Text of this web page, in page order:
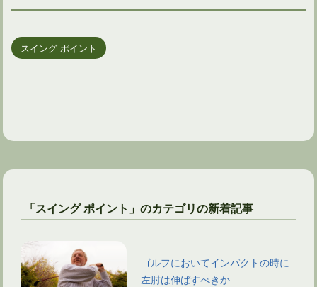
スイング ポイント
「スイング ポイント」のカテゴリの新着記事
ゴルフにおいてインパクトの時に
左肘は伸ばすべきか